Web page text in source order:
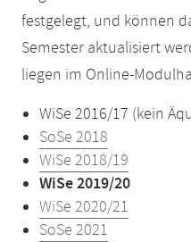
festgelegt, und können
Semester aktualisiert
liegen im Online-
WiSe 2016/17 (kein
SoSe 2018
WiSe 2018/19
WiSe 2019/20
WiSe 2020/21
SoSe 2021